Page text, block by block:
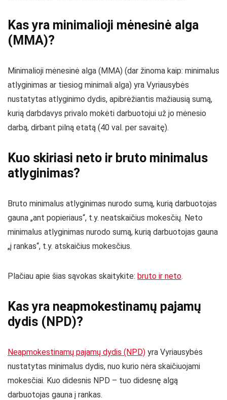
Kas yra minimalioji mėnesinė alga
(MMA)?
Minimalioji mėnesinė alga (MMA) (dar žinoma kaip: minimalus
atlyginimas ar tiesiog minimali alga) yra Vyriausybės
nustatytas atlyginimo dydis, apibrėžiantis mažiausią sumą,
kurią darbdavys privalo mokėti darbuotojui už jo mėnesio
darbą, dirbant pilną etatą (40 val. per savaitę).
Kuo skiriasi neto ir bruto minimalus
atlyginimas?
Bruto minimalus atlyginimas nurodo sumą, kurią darbuotojas
gauna „ant popieriaus“, t.y. neatskaičius mokesčių. Neto
minimalus atlyginimas nurodo sumą, kurią darbuotojas gauna
„į rankas“, t.y. atskaičius mokesčius.
Plačiau apie šias sąvokas skaitykite: bruto ir neto.
Kas yra neapmokestinamų pajamų
dydis (NPD)?
Neapmokestinamų pajamų dydis (NPD) yra Vyriausybės
nustatytas minimalus dydis, nuo kurio nėra skaičiuojami
mokesčiai. Kuo didesnis NPD – tuo didesnę algą
darbuotojas gauna į rankas.